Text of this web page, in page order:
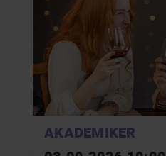
AKADEMIKER